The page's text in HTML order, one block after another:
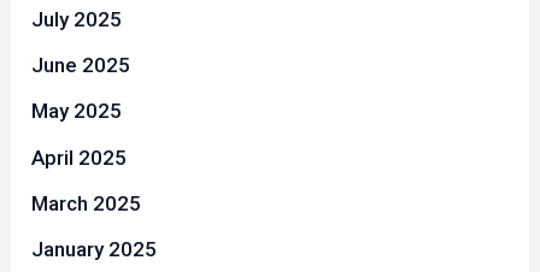
July 2025
June 2025
May 2025
April 2025
March 2025
January 2025